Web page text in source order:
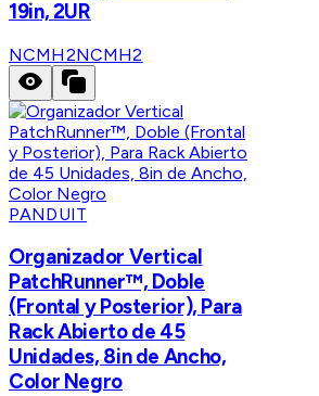
19in, 2UR
NCMH2NCMH2
PANDUIT
Organizador Vertical
PatchRunner™, Doble
(Frontal y Posterior), Para
Rack Abierto de 45
Unidades, 8in de Ancho,
Color Negro